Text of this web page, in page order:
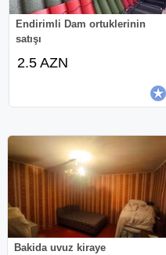
Endirimli Dam ortuklerinin
satışı
2.5 AZN
Bakida uvuz kiraye